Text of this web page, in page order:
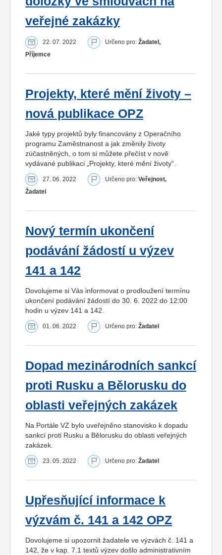
veřejné zakázky
22. 07. 2022 Určeno pro: Žadatel,
Příjemce
Projekty, které mění životy –
nová publikace OPZ
Jaké typy projektů byly financovány z Operačního
programu Zaměstnanost a jak změnily životy
zúčastněných, o tom si můžete přečíst v nově
vydávané publikaci „Projekty, které mění životy“.
27. 06. 2022 Určeno pro: Veřejnost,
Žadatel
Nový termín ukončení
podávání žádostí u výzev
141 a 142
Dovolujeme si Vás informovat o prodloužení termínu
ukončení podávání žádostí do 30. 6. 2022 do 12:00
hodin u výzev 141 a 142.
01. 06. 2022 Určeno pro: Žadatel
Dopad mezinárodních sankcí
proti Rusku a Bělorusku do
oblasti veřejných zakázek
Na Portále VZ bylo uveřejněno stanovisko k dopadu
sankcí proti Rusku a Bělorusku do oblasti veřejných
zakázek.
23. 05. 2022 Určeno pro: Žadatel
Upřesňující informace k
výzvám č. 141 a 142 OPZ
Dovolujeme si upozornit žadatele ve výzvách č. 141 a
142, že v kap. 7.1 textů výzev došlo administrativním